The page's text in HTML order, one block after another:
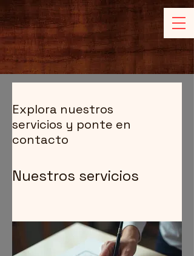
Explora nuestros
servicios y ponte en
contacto
Nuestros servicios